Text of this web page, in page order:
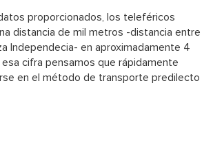
proporcionados, los teleféricos
distancia de mil metros -distancia entre
Independecia- en aproximadamente 4
cifra pensamos que rápidamente
en el método de transporte predilecto